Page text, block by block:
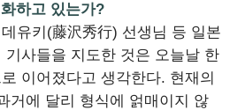
하고 있는가?
유키(藤沢秀行) 선생님 등 일본
기사들을 지도한 것은 오늘날 한
이어졌다고 생각한다. 현재의
거에 달리 형식에 얽매이지 않